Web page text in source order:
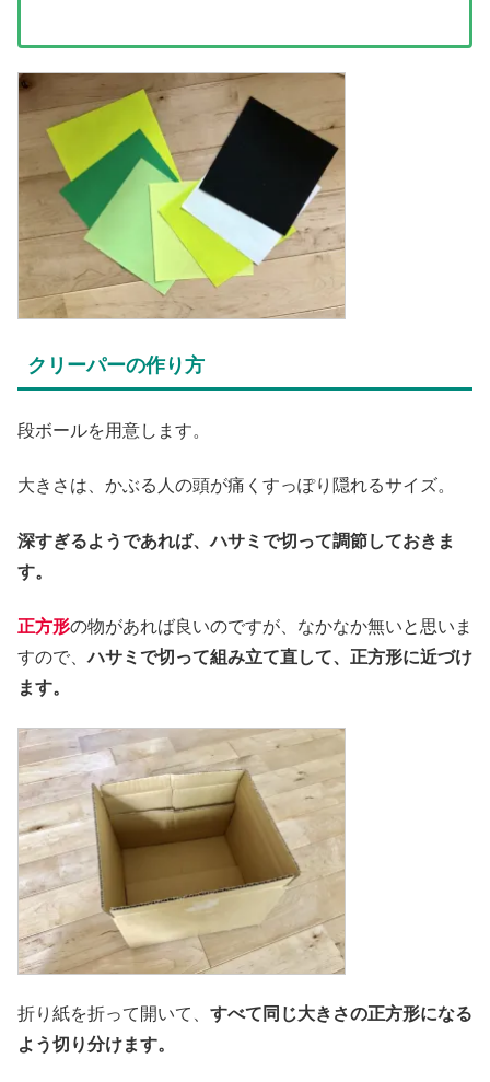
クリーパーの作り方
段ボールを用意します。
大きさは、かぶる人の頭が痛くすっぽり隠れるサイズ。
深すぎるようであれば、ハサミで切って調節しておきま
す。
正方形の物があれば良いのですが、なかなか無いと思いま
すので、ハサミで切って組み立て直して、正方形に近づけ
ます。
折り紙を折って開いて、 すべて同じ大きさの正方形になる
よう切り分けます。